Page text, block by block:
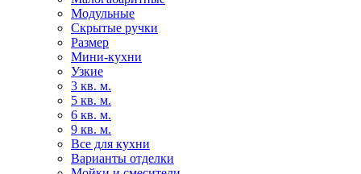
Модульные
Скрытые ручки
Размер
Мини-кухни
Узкие
3 кв. м.
5 кв. м.
6 кв. м.
9 кв. м.
Все для кухни
Варианты отделки